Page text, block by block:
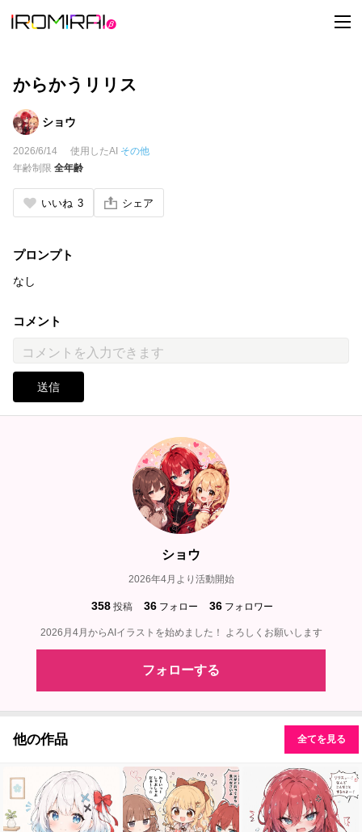
t
o
からかうリリス
ショウ
2026/6/14 使用したAI その他
年齢制限 全年齢
いいね 3 シェア
プロンプト
なし
コメント
送信
ショウ
2026年4月より活動開始
358 投稿 36 フォロー 36 フォロワー
2026月4月からAIイラストを始めました！ よろしくお願いします
フォローする
他の作品 全てを見る